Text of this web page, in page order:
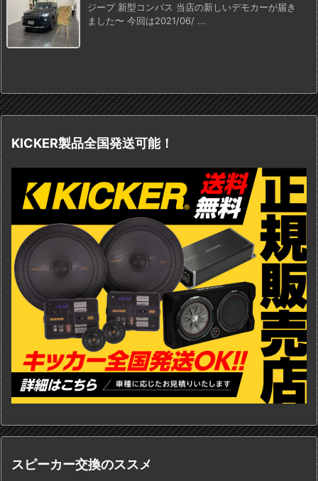
ジープ 新型コンパス 当店の新しいデモカーが届き
ました〜 今回は2021/06/ ...
KICKER製品全国発送可能！
スピーカー交換のススメ